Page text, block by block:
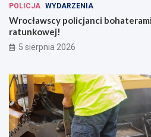
POLICJA WYDARZENIA
Wrocławscy policjanci
ratunkowej!
5 sierpnia 2026